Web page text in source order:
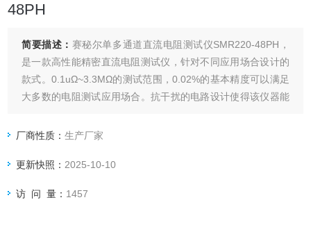
48PH
简要描述： 赛秘尔单多通道直流电阻测试仪SMR220-48PH，
是一款高性能精密直流电阻测试仪，针对不同应用场合设计的
款式。0.1uΩ~3.3MΩ的测试范围，0.02%的基本精度可以满足
大多数的电阻测试应用场合。抗干扰的电路设计使得该仪器能
厂商性质：生产厂家
更新快照： 2025-10-10
访 问 量： 1457